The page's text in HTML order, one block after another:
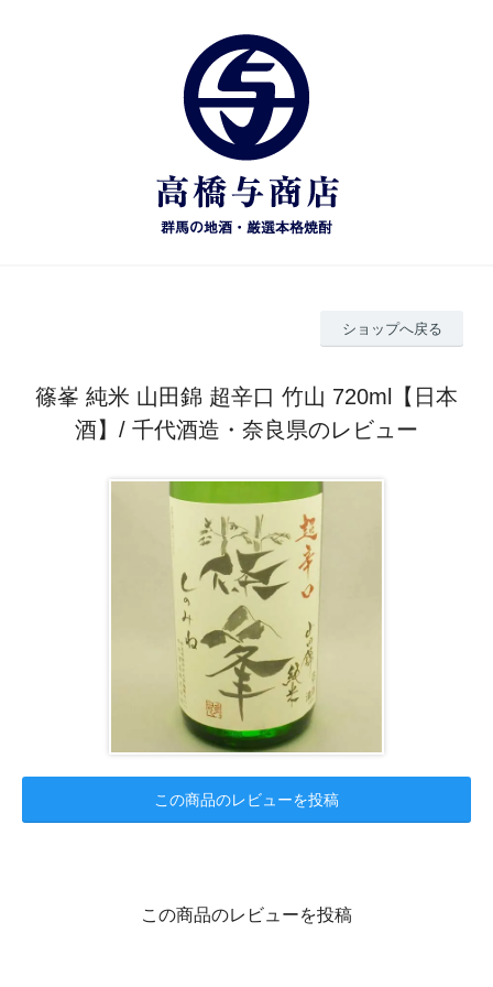
ショップへ戻る
篠峯 純米 山田錦 超辛口 竹山 720ml【日本
酒】/ 千代酒造・奈良県のレビュー
この商品のレビューを投稿
この商品のレビューを投稿